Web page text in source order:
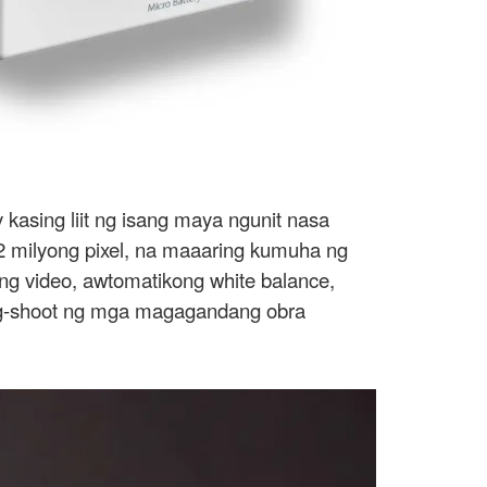
liit ng isang maya ngunit nasa
pixel, na maaaring kumuha ng
video, awtomatikong white balance,
ng mga magagandang obra